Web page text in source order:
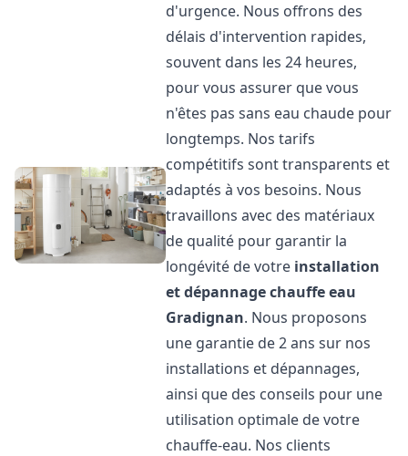
d'urgence. Nous offrons des
délais d'intervention rapides,
souvent dans les 24 heures,
pour vous assurer que vous
n'êtes pas sans eau chaude pour
longtemps. Nos tarifs
compétitifs sont transparents et
adaptés à vos besoins. Nous
travaillons avec des matériaux
de qualité pour garantir la
longévité de votre installation
et dépannage chauffe eau
Gradignan. Nous proposons
une garantie de 2 ans sur nos
installations et dépannages,
ainsi que des conseils pour une
utilisation optimale de votre
chauffe-eau. Nos clients